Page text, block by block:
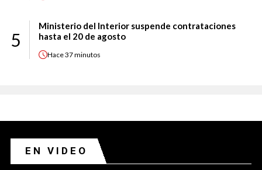
5
Ministerio del Interior suspende contrataciones
hasta el 20 de agosto
Hace37 minutos
EN VIDEO